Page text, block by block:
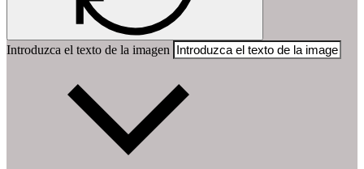
Introduzca el texto de la imagen